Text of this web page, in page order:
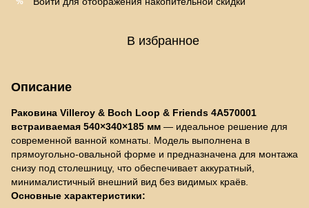
В избранное
Описание
Раковина Villeroy & Boch Loop & Friends 4A570001
встраиваемая 540×340×185 мм — идеальное решение для
современной ванной комнаты. Модель выполнена в
прямоугольно-овальной форме и предназначена для монтажа
снизу под столешницу, что обеспечивает аккуратный,
минималистичный внешний вид без видимых краёв.
Основные характеристики: